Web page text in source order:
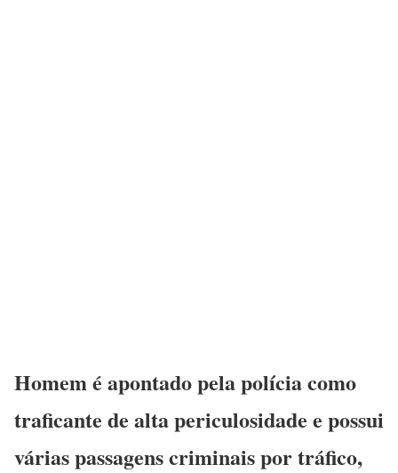
Homem é apontado pela polícia como
traficante de alta periculosidade e possui
várias passagens criminais por tráfico,